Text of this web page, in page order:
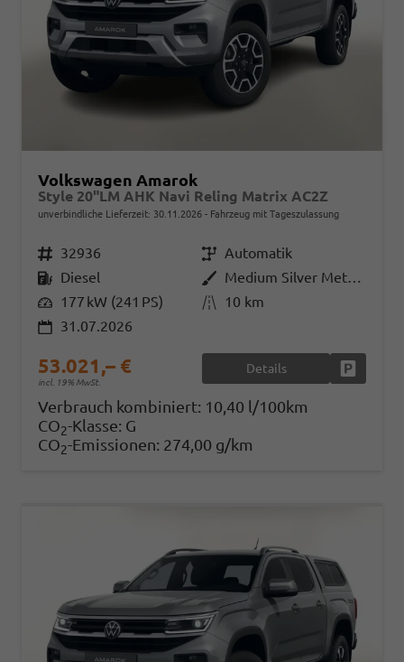
Volkswagen Amarok
Style 20"LM AHK Navi Reling Matrix AC2Z
unverbindliche Lieferzeit: 30.11.2026 Fahrzeug mit Tageszulassung
Fahrzeugnr. 32936 GetriebeAutomatik
Kraftstoff Diesel Außenfarbe
Medium Silver Metallic
Leistung 177 kW (241 PS) Kilometerstand 10 km
31.07.2026
53.021,– €
incl. 19% MwSt.
Details
Verbrauch kombiniert: 10,40 l/100km
CO2-Klasse: G
CO2-Emissionen: 274,00 g/km